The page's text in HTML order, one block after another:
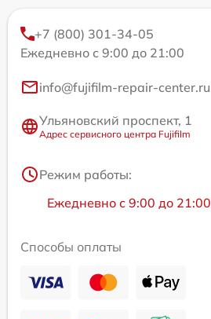
+7 (800) 301-34-05
Ежедневно с 9:00 до 21:00
info@fujifilm-repair-center.ru
Ульяновский проспект, 1
Адрес сервисного центра Fujifilm
Режим работы:
Ежедневно с 9:00 до 21:00
Способы оплаты